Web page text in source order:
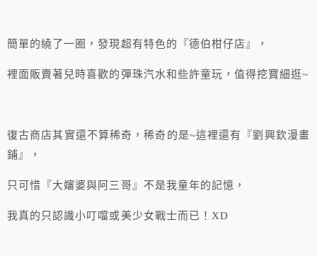
簡單的繞了一圈，發現超有特色的『德伯柑仔店』，
裡面販賣著兒時喜歡的彈珠汽水和些許童玩，值得挖寶細逛~
復古商店其實還不算稀奇，稀奇的是~這裡還有『劉興欽漫畫
鋪』，
只可惜『大嬸婆與阿三哥』不是我童年的記憶，
我真的只認識小叮噹或美少女戰士而已！XD